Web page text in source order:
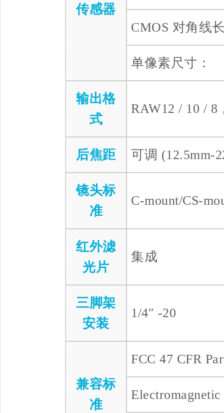
传感器
CMOS 对角线
单像素尺寸：
输出格
式
RAW12 / 10 / 8
后焦距 可调 (12.5mm-
镜头标
准
C-mount/CS-
红外滤
光片
集成
三脚架
安装
1/4″ -20
兼容标
准
FCC 47 CFR